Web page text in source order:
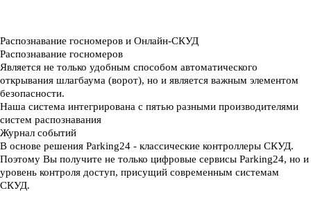
Распознавание госномеров и Онлайн-СКУД
Распознавание госномеров
Является не только удобным способом автоматического
открывания шлагбаума (ворот), но и является важным элементом
безопасности.
Наша система интегрирована с пятью разными производителями
систем распознавания
Журнал событий
В основе решения Parking24 - классические контроллеры СКУД.
Поэтому Вы получите не только цифровые сервисы Parking24, но и
уровень контроля доступ, присущий современным системам
СКУД.